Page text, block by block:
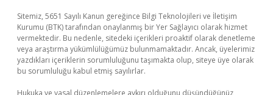
Sitemiz, 5651 Sayılı Kanun gereğince Bilgi Teknolojileri ve İletişim
Kurumu (BTK) tarafından onaylanmış bir Yer Sağlayıcı olarak hizmet
vermektedir. Bu nedenle, sitedeki içerikleri proaktif olarak denetleme
veya araştırma yükümlülüğümüz bulunmamaktadır. Ancak, üyelerimiz
yazdıkları içeriklerin sorumluluğunu taşımakta olup, siteye üye olarak
bu sorumluluğu kabul etmiş sayılırlar.
Hukuka ve yasal düzenlemelere aykırı olduğunu düşündüğünüz